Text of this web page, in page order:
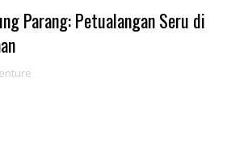
Parang: Petualangan Seru di